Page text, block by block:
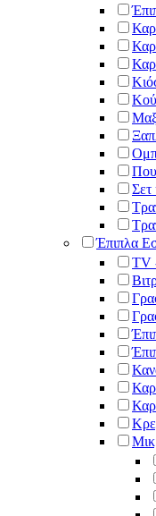
Σετ
Έπιπλα
TV